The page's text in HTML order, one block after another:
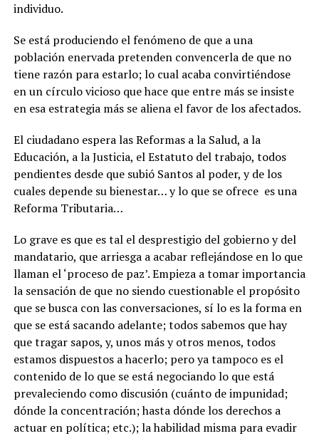
individuo.
Se está produciendo el fenómeno de que a una
población enervada pretenden convencerla de que no
tiene razón para estarlo; lo cual acaba convirtiéndose
en un círculo vicioso que hace que entre más se insiste
en esa estrategia más se aliena el favor de los afectados.
El ciudadano espera las Reformas a la Salud, a la
Educación, a la Justicia, el Estatuto del trabajo, todos
pendientes desde que subió Santos al poder, y de los
cuales depende su bienestar… y lo que se ofrece es una
Reforma Tributaria…
Lo grave es que es tal el desprestigio del gobierno y del
mandatario, que arriesga a acabar reflejándose en lo que
llaman el ‘proceso de paz’. Empieza a tomar importancia
la sensación de que no siendo cuestionable el propósito
que se busca con las conversaciones, sí lo es la forma en
que se está sacando adelante; todos sabemos que hay
que tragar sapos, y, unos más y otros menos, todos
estamos dispuestos a hacerlo; pero ya tampoco es el
contenido de lo que se está negociando lo que está
prevaleciendo como discusión (cuánto de impunidad;
dónde la concentración; hasta dónde los derechos a
actuar en política; etc.); la habilidad misma para evadir